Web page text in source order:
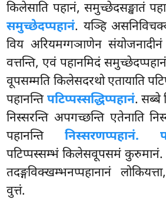
किलेसाति पहानं, समुच्छेदसङ्खातं
समुच्छेदप्पहानं. यञ्हि
विय अरियमग्गञाणेन
वत्तन्ति, एवं पहानमिदं
वूपसम्मति किलेसदरथो एतायाति
पहानन्तिपटिप्पस्सद्धिप्पहानं. सब्बे
निस्सरन्ति अपगच्छन्ति एतेनाति
पहानन्ति निस्सरणप्पहानं.
पटिप्पस्सम्भं किलेसवूपसमं कुरुमानं.
तदङ्गविक्खम्भनप्पहानानं
वुत्तं.